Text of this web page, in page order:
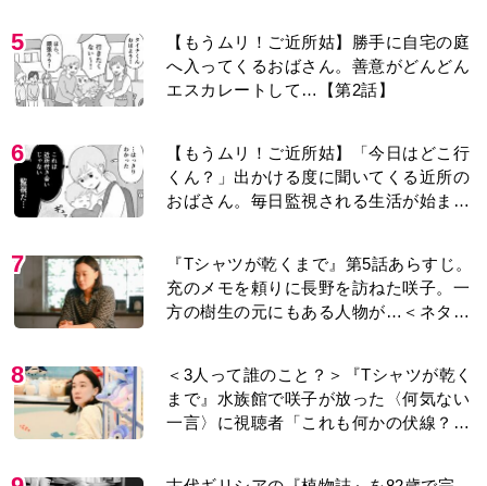
5
【もうムリ！ご近所姑】勝手に自宅の庭
へ入ってくるおばさん。善意がどんどん
エスカレートして…【第2話】
6
【もうムリ！ご近所姑】「今日はどこ行
くん？」出かける度に聞いてくる近所の
おばさん。毎日監視される生活が始ま
7
『Tシャツが乾くまで』第5話あらすじ。
充のメモを頼りに長野を訪ねた咲子。一
方の樹生の元にもある人物が…＜ネタバ
8
＜3人って誰のこと？＞『Tシャツが乾く
まで』水族館で咲子が放った〈何気ない
一言〉に視聴者「これも何かの伏線？」